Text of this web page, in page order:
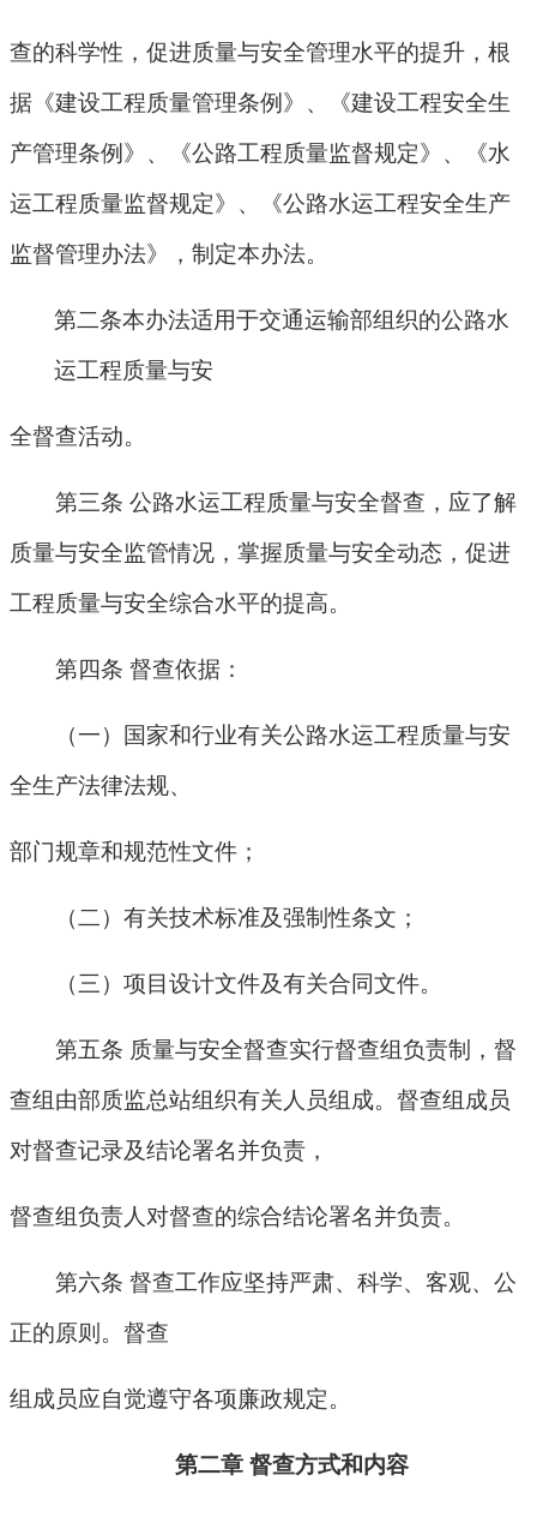
查的科学性，促进质量与安全管理水平的提升，根
据《建设工程质量管理条例》、《建设工程安全生
产管理条例》、《公路工程质量监督规定》、《水
运工程质量监督规定》、《公路水运工程安全生产
监督管理办法》，制定本办法。
第二条本办法适用于交通运输部组织的公路水
运工程质量与安
全督查活动。
第三条 公路水运工程质量与安全督查，应了解
质量与安全监管情况，掌握质量与安全动态，促进
工程质量与安全综合水平的提高。
第四条 督查依据：
（一）国家和行业有关公路水运工程质量与安
全生产法律法规、
部门规章和规范性文件；
（二）有关技术标准及强制性条文；
（三）项目设计文件及有关合同文件。
第五条 质量与安全督查实行督查组负责制，督
查组由部质监总站组织有关人员组成。督查组成员
对督查记录及结论署名并负责，
督查组负责人对督查的综合结论署名并负责。
第六条 督查工作应坚持严肃、科学、客观、公
正的原则。督查
组成员应自觉遵守各项廉政规定。
第二章 督查方式和内容